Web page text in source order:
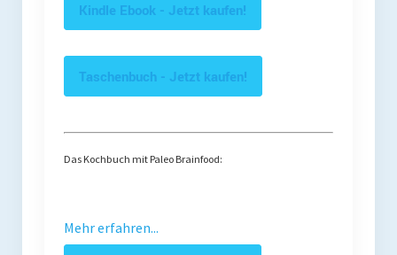
Kindle Ebook - Jetzt kaufen!
Taschenbuch - Jetzt kaufen!
Das Kochbuch mit Paleo Brainfood:
Mehr erfahren...